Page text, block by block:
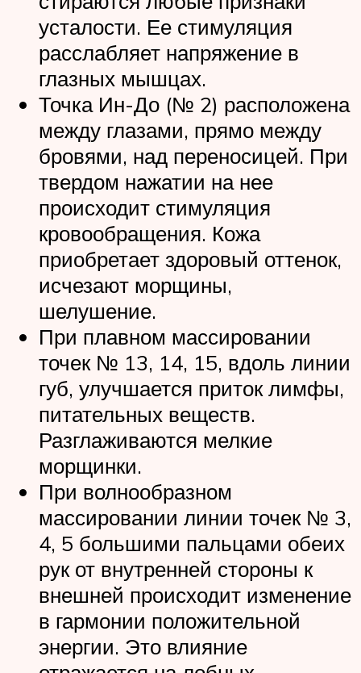
усталости. Ее стимуляция
расслабляет напряжение в
глазных мышцах.
Точка Ин-До (№ 2) расположена
между глазами, прямо между
бровями, над переносицей. При
твердом нажатии на нее
происходит стимуляция
кровообращения. Кожа
приобретает здоровый оттенок,
исчезают морщины,
шелушение.
При плавном массировании
точек № 13, 14, 15, вдоль линии
губ, улучшается приток лимфы,
питательных веществ.
Разглаживаются мелкие
морщинки.
При волнообразном
массировании линии точек № 3,
4, 5 большими пальцами обеих
рук от внутренней стороны к
внешней происходит изменение
в гармонии положительной
энергии. Это влияние